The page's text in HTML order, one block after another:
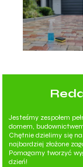
Jesteśmy zespołem
domem,
Chętnie dzielimy się
najbardziej złożone
Pomagamy tworzyć
dzień!